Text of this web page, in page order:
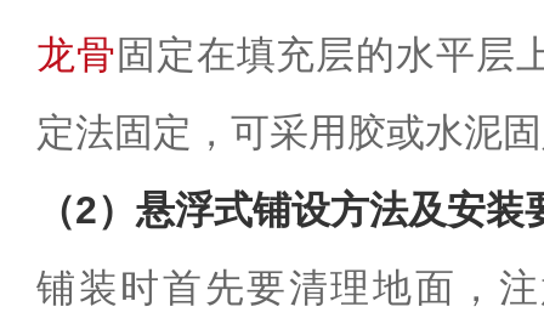
龙骨固定在填充层的水平层
定法固定，可采用胶或水泥
（2）悬浮式铺设方法及安装
铺装时首先要清理地面，